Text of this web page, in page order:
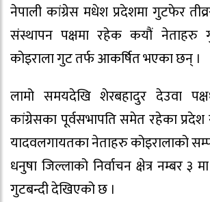
नेपाली कांग्रेस मधेश प्रदेशमा गुटफेर
संस्थापन पक्षमा रहेक कयौं नेताहरु
कोइराला गुट तर्फ आकर्षित भएका छन् ।
लामो समयदेखि शेरबहादुर देउवा
कांग्रेसका पूर्वसभापति समेत रहेका
यादवलगायतका नेताहरु कोइरालाको
धनुषा जिल्लाको निर्वाचन क्षेत्र नम्बर ३
गुटबन्दी देखिएको छ ।